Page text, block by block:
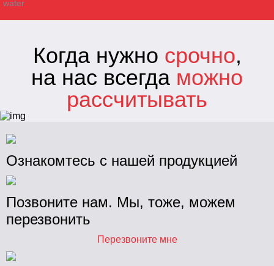
Когда нужно срочно,
на нас всегда можно
рассчитывать
Ознакомтесь с нашей продукцией
Позвоните нам. Мы, тоже, можем
перезвонить
Перезвоните мне
Мешки полиэтиленовые
Мешки - вкладыши полиэтиленовые
Пленка полиэтиленовая